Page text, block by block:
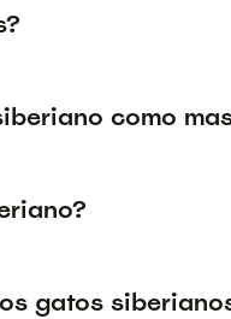
como
gatos